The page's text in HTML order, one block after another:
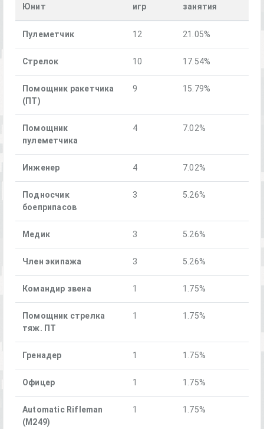
Юнит
игр
занятия
Пулеметчик 12 21.05%
Стрелок 10 17.54%
Помощник ракетчика
(ПТ)
9 15.79%
Помощник
пулеметчика
4 7.02%
Инженер 4 7.02%
Подносчик
боеприпасов
3 5.26%
Медик 3 5.26%
Член экипажа 3 5.26%
Командир звена 1 1.75%
Помощник стрелка
тяж. ПТ
1 1.75%
Гренадер 1 1.75%
Офицер 1 1.75%
Automatic Rifleman
(M249)
1 1.75%